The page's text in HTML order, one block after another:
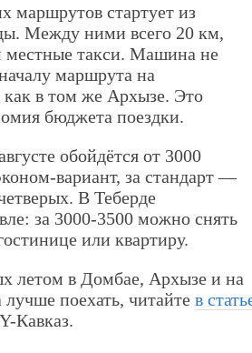
маршрутов стартует из
Между ними всего 20 км,
местные такси. Машина не
маршрута на
как в том же Архызе. Это
бюджета поездки.
обойдётся от 3000
вариант, за стандарт —
В Теберде
за 3000-3500 можно снять
или квартиру.
летом в Домбае, Архызе и на
лучше поехать, читайте в
Кавказ.